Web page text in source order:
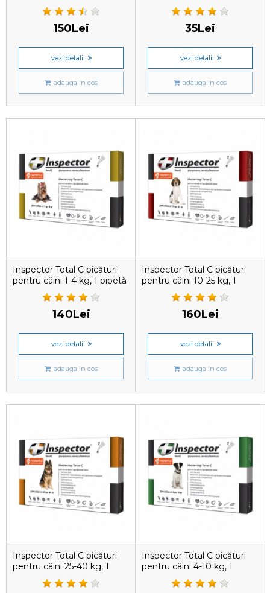
1 tableta
150Lei
vezi detalii
adauga in cos
35Lei
vezi detalii
adauga in cos
Inspector Total C picături
pentru câini 1-4 kg, 1 pipetă
140Lei
vezi detalii
adauga in cos
Inspector Total C picături
pentru câini 10-25 kg, 1
160Lei
vezi detalii
adauga in cos
Inspector Total C picături
pentru câini 25-40 kg, 1
Inspector Total C picături
pentru câini 4-10 kg, 1